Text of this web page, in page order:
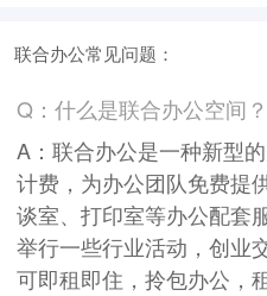
联合办公常见问题：
Q：什么是联合办公空间？
A：联合办公是一种新型
计费，为办公团队免费提
谈室、打印室等办公配套
举行一些行业活动，创业
可即租即住，拎包办公，